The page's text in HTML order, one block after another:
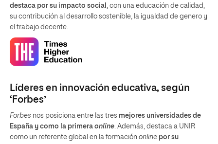
destaca por su impacto social , con una educación de calidad,
su contribución al desarrollo sostenible, la igualdad de genero y
el trabajo decente.
Líderes en innovación educativa, según
‘Forbes’
Forbes nos posiciona entre las tres mejores universidades de
España y como la primera online. Además, destaca a UNIR
como un referente global en la formación online por su